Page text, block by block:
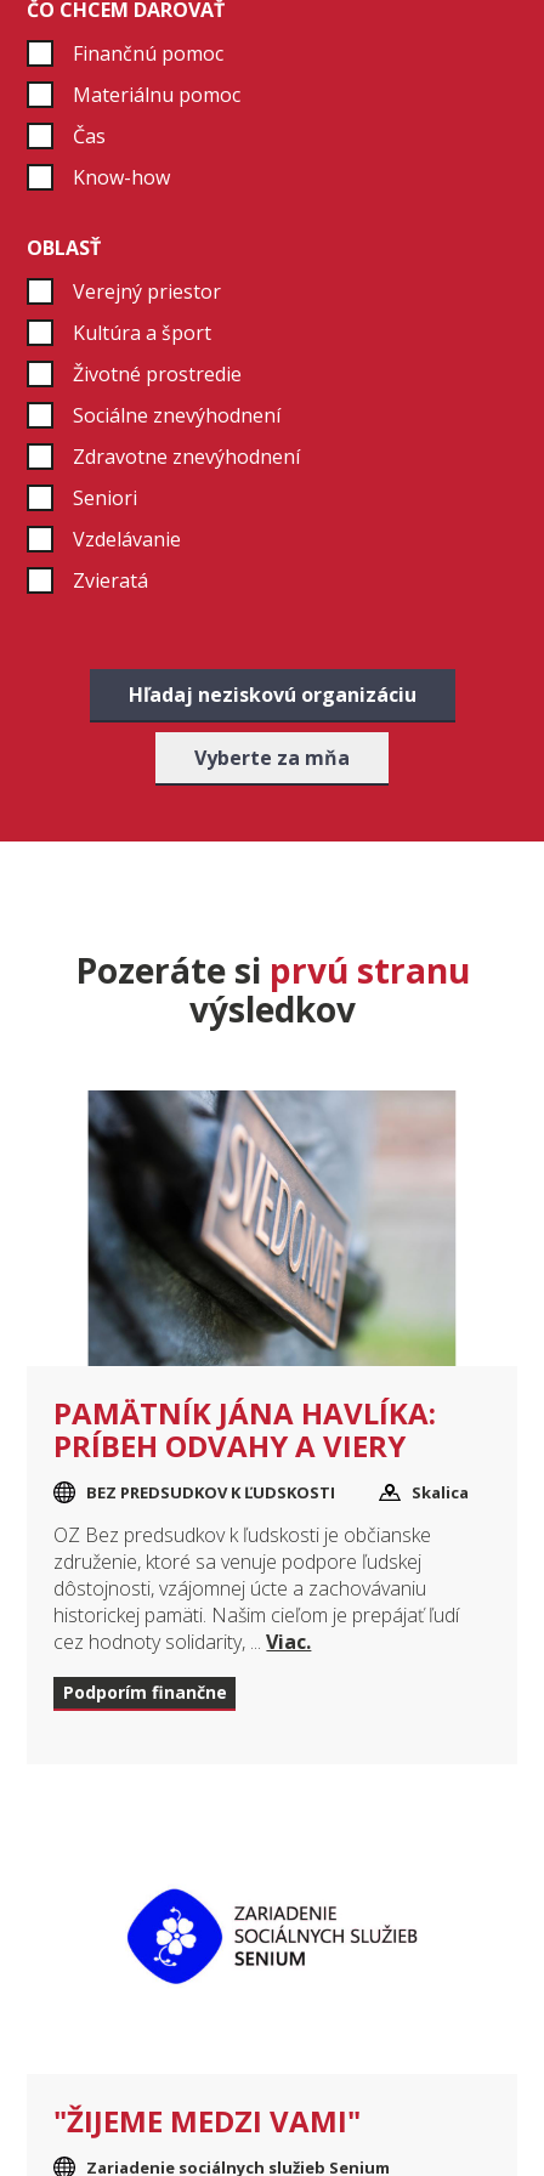
Čo je #GivingTuesday
Urýchľovač dobra
ČO CHCEM DAROVAŤ
Finančnú pomoc
Materiálnu pomoc
Čas
Know-how
OBLASŤ
Verejný priestor
Kultúra a šport
Životné prostredie
Sociálne znevýhodnení
Zdravotne znevýhodnení
Seniori
Vzdelávanie
Zvieratá
Hľadaj neziskovú organizáciu
Vyberte za mňa
Pozeráte si prvú stranu
výsledkov
PAMÄTNÍK JÁNA HAVLÍKA:
PRÍBEH ODVAHY A VIERY
BEZ PREDSUDKOV K ĽUDSKOSTI Skalica
OZ Bez predsudkov k ľudskosti je občianske
združenie, ktoré sa venuje podpore ľudskej
dôstojnosti, vzájomnej úcte a zachovávaniu
historickej pamäti. Našim cieľom je prepájať ľudí
cez hodnoty solidarity, ...Viac.
Podporím finančne
"ŽIJEME MEDZI VAMI"
Zariadenie sociálnych služieb Senium